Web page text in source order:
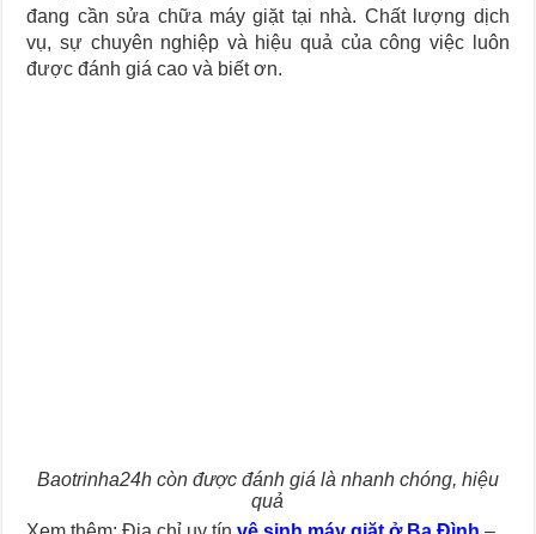
đang cần sửa chữa máy giặt tại nhà. Chất lượng dịch
vụ, sự chuyên nghiệp và hiệu quả của công việc luôn
được đánh giá cao và biết ơn.
Baotrinha24h còn được đánh giá là nhanh chóng, hiệu
quả